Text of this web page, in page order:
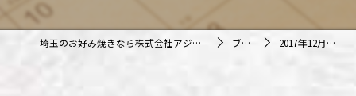
埼玉のお好み焼きなら株式会社アジルカンパニー ブログ 2017年12月の記事